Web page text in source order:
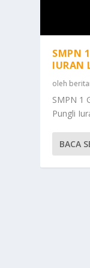
SMPN
IURAN
oleh
SMPN 1
Pungli
BACA